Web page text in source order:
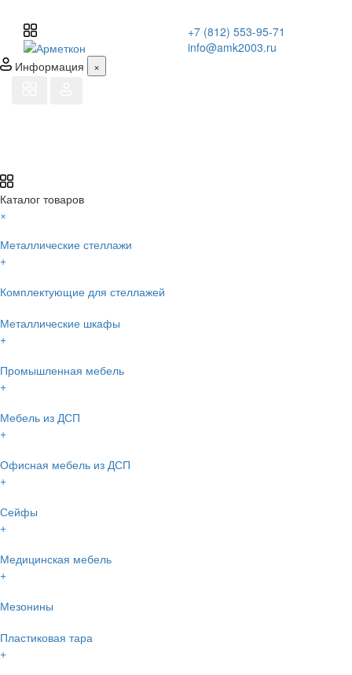
+7 (812) 553-95-71
info@amk2003.ru
Информация
×
Каталог товаров
×
Металлические стеллажи
+
Комплектующие для стеллажей
Металлические шкафы
+
Промышленная мебель
+
Мебель из ДСП
+
Офисная мебель из ДСП
+
Сейфы
+
Медицинская мебель
+
Мезонины
Пластиковая тара
+